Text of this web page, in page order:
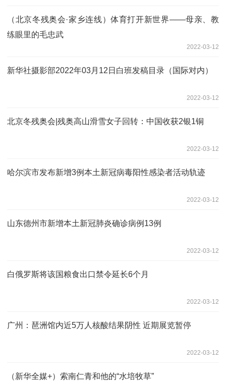
（北京冬残奥会·家乡连线）体育打开新世界——母亲、教
练眼里的毛忠武
2022-03-12
新华社摄影部2022年03月12日白班发稿目录（国际对内）
2022-03-12
北京冬残奥会|残奥高山滑雪女子回转：中国收获2银1铜
2022-03-12
哈尔滨市发布新增3例本土新冠病毒阳性感染者活动轨迹
2022-03-12
山东德州市新增本土新冠肺炎确诊病例13例
2022-03-12
白俄罗斯将该国粮食出口禁令延长6个月
2022-03-12
广州：琶洲馆内近5万人核酸结果阴性 近期展览暂停
2022-03-12
（新华全媒+）索南仁青和他的“水培牧草”